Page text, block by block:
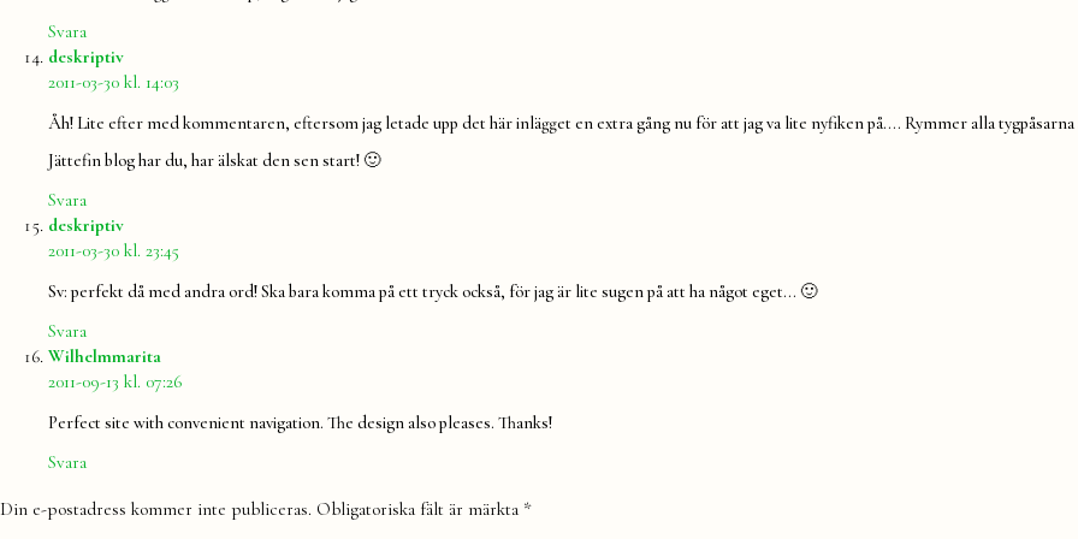
Svara
deskriptivsäger:
2011-03-30 kl. 14:03
Åh! Lite efter med kommentaren, eftersom jag letade upp det här inlägget en extra gång nu för att jag va lite nyfiken på…. Rymmer alla
Jättefin blog har du, har älskat den sen start! 🙂
Svara
deskriptivsäger:
2011-03-30 kl. 23:45
Sv: perfekt då med andra ord! Ska bara komma på ett tryck också, för jag är lite sugen på att ha något eget… 🙂
Svara
Wilhelmmarita
2011-09-13 kl. 07:26
Perfect site with convenient navigation. The design also pleases. Thanks!
Svara
Lämna
Din e-postadress kommer inte publiceras. Obligatoriska fält är märkta *